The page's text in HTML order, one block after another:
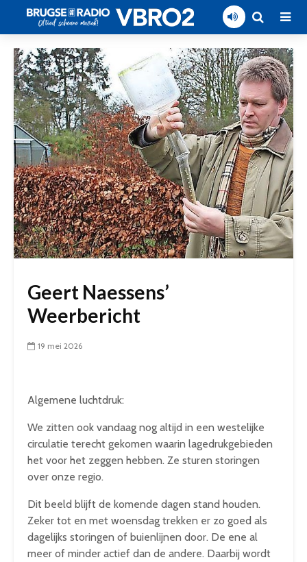
Geert Naessens’
Weerbericht
19 mei 2026
Algemene luchtdruk:
We zitten ook vandaag nog altijd in een westelijke
circulatie terecht gekomen waarin lagedrukgebieden
het voor het zeggen hebben. Ze sturen storingen
over onze regio.
Dit beeld blijft de komende dagen stand houden.
Zeker tot en met woensdag trekken er zo goed als
dagelijks storingen of buienlijnen door. De ene al
meer of minder actief dan de andere. Daarbij wordt